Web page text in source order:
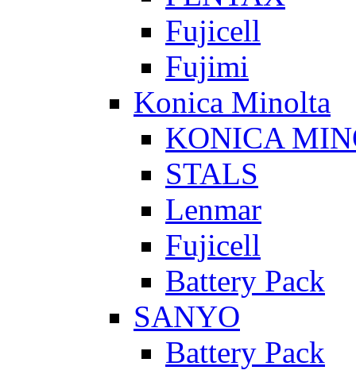
Fujicell
Fujimi
Konica Minolta
KONICA
STALS
Lenmar
Fujicell
Battery Pack
SANYO
Battery Pack